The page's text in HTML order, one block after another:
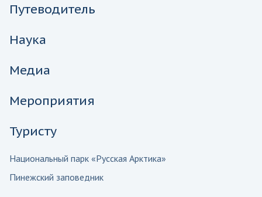
Путеводитель
Наука
Медиа
Мероприятия
Туристу
Национальный парк «Русская Арктика»
Пинежский заповедник